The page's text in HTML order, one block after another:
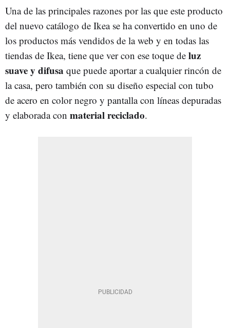
Una de las principales razones por las que este producto
del nuevo catálogo de Ikea se ha convertido en uno de
los productos más vendidos de la web y en todas las
tiendas de Ikea, tiene que ver con ese toque de luz
suave y difusa que puede aportar a cualquier rincón de
la casa, pero también con su diseño especial con tubo
de acero en color negro y pantalla con líneas depuradas
y elaborada con material reciclado.